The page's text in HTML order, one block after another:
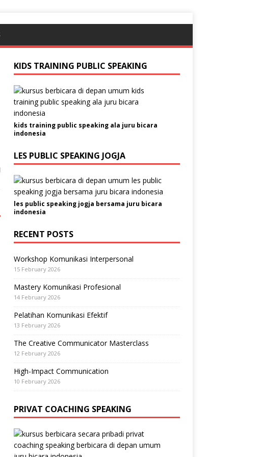
KIDS TRAINING PUBLIC SPEAKING
kids training public speaking ala juru bicara
indonesia
LES PUBLIC SPEAKING JOGJA
les public speaking jogja bersama juru bicara
indonesia
RECENT POSTS
Workshop Komunikasi Interpersonal
15 February 2026
Mastery Komunikasi Profesional
14 February 2026
Pelatihan Komunikasi Efektif
13 February 2026
The Creative Communicator Masterclass
12 February 2026
High-Impact Communication
10 February 2026
PRIVAT COACHING SPEAKING